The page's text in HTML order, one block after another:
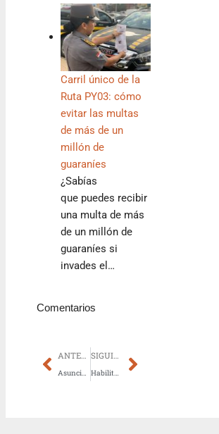
Carril único de la
Ruta PY03: cómo
evitar las multas
de más de un
millón de
guaraníes
¿Sabías
que puedes recibir
una multa de más
de un millón de
guaraníes si
invades el…
Comentarios
Prev SIGUIENTE Next